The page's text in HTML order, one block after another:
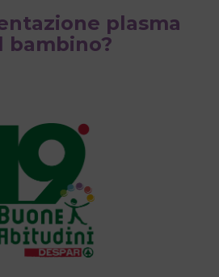
plasma
bambino?